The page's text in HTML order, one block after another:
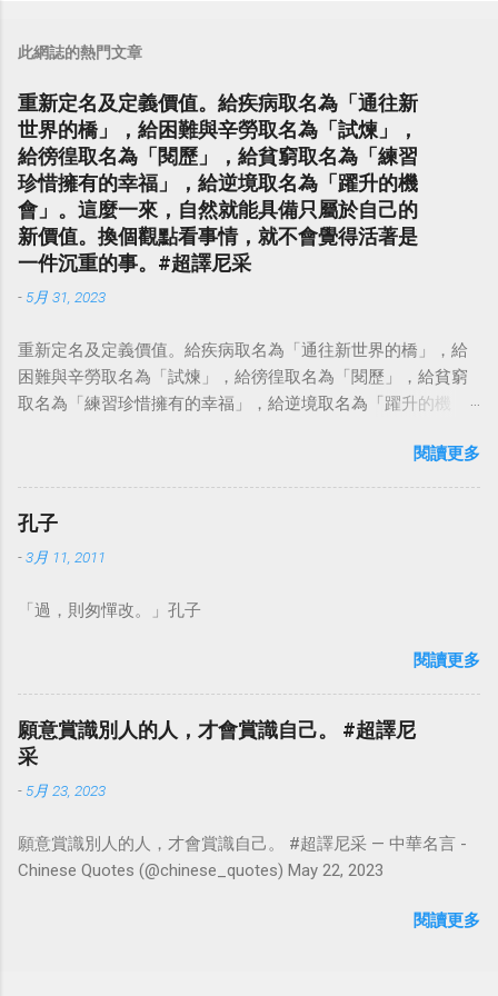
此網誌的熱門文章
重新定名及定義價值。給疾病取名為「通往新
世界的橋」，給困難與辛勞取名為「試煉」，
給徬徨取名為「閱歷」，給貧窮取名為「練習
珍惜擁有的幸福」，給逆境取名為「躍升的機
會」。這麼一來，自然就能具備只屬於自己的
新價值。換個觀點看事情，就不會覺得活著是
一件沉重的事。#超譯尼采
- 5月 31, 2023
重新定名及定義價值。給疾病取名為「通往新世界的橋」，給
困難與辛勞取名為「試煉」，給徬徨取名為「閱歷」，給貧窮
取名為「練習珍惜擁有的幸福」，給逆境取名為「躍升的機
點看事情，就不會覺得活著是一件沉重的事。#超譯尼采 — 中
華名言 - Chinese Quotes (@chinese_quotes) May 23, 2023
閱讀更多
孔子
-3月 11, 2011
「過，則匆憚改。」孔子
閱讀更多
願意賞識別人的人，才會賞識自己。 #超譯尼
采
- 5月 23, 2023
願意賞識別人的人，才會賞識自己。 #超譯尼采 — 中華名言 -
Chinese Quotes (@chinese_quotes) May 22, 2023
閱讀更多